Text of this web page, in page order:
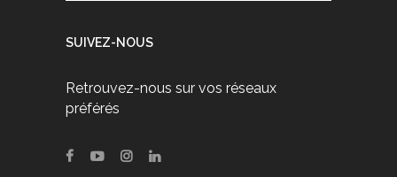
SUIVEZ-NOUS
Retrouvez-nous sur vos réseaux
préférés